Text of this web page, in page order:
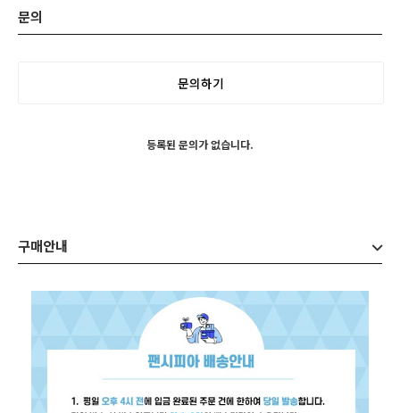
문의
문의하기
등록된 문의가 없습니다.
구매안내